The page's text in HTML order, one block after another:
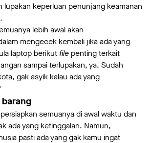
lupakan keperluan penunjang keamanan
lebih awal akan
mengecek kembali jika ada yang
laptop berikut file penting terkait
sampai terlupakan, ya. Sudah
gak asyik kalau ada yang
barang
semuanya di awal waktu dan
ada yang ketinggalan. Namun,
pasti ada yang gak kamu ingat